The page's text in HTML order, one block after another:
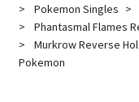
Pokemon Singles
Phantasmal Flames
Murkrow Reverse
Pokemon